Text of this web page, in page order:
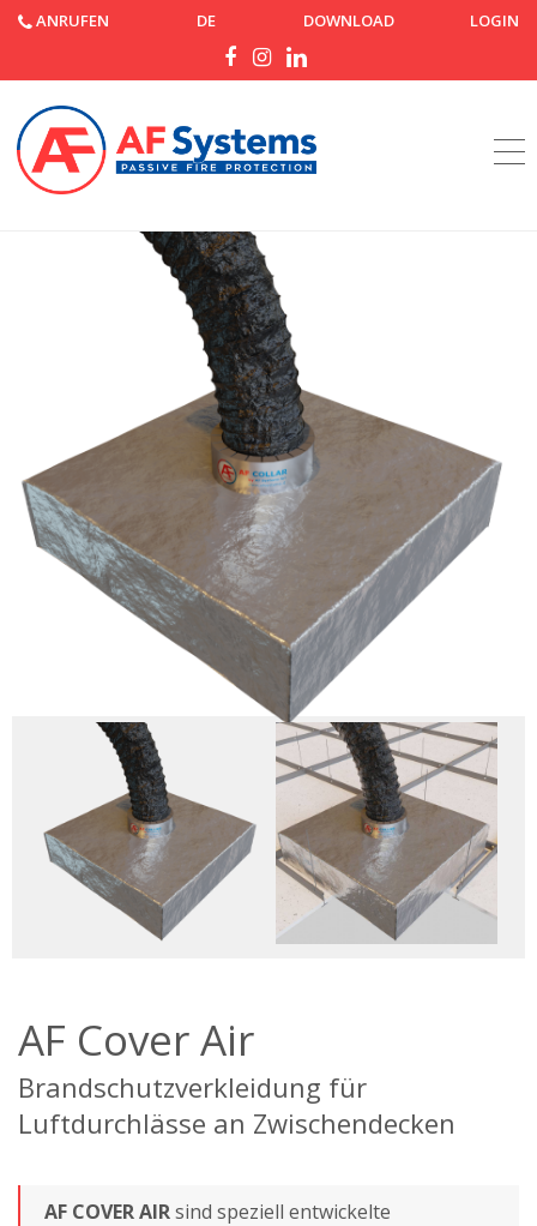
ANRUFEN DE DOWNLOAD LOGIN
Startseite
AF Cover Air
Brandschutzverkleidung für
Luftdurchlässe an Zwischendecken
AF COVER AIRsind speziell entwickelte